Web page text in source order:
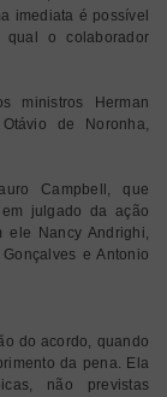
imediata é possível
o colaborador
ministros Herman
de Noronha,
Campbell, que
julgado da ação
ele Nancy Andrighi,
e Antonio
do acordo, quando
da pena. Ela
não previstas